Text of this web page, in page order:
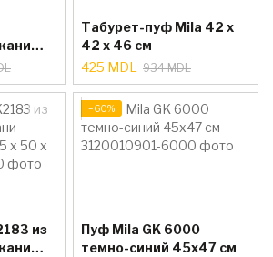
Табурет-пуф Mila 42 x
42 x 46 см
425 MDL
934 MDL
из
−60%
Пуф Mila GK 6000
темно-синий 45x47 см